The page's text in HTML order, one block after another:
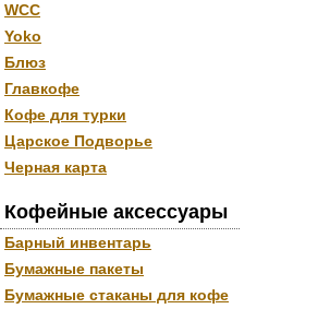
WCC
Yoko
Блюз
Главкофе
Кофе для турки
Царское Подворье
Черная карта
Кофейные аксессуары
Барный инвентарь
Бумажные пакеты
Бумажные стаканы для кофе